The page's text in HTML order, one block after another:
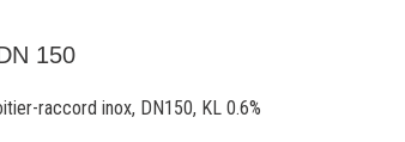
150
raccord inox, DN150, KL 0.6%